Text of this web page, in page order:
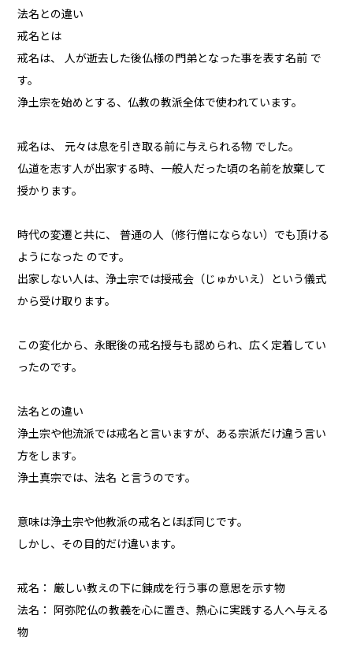
法名との違い
戒名とは
戒名は、 人が逝去した後仏様の門弟となった事を表す名前 で
す。
浄土宗を始めとする、仏教の教派全体で使われています。
戒名は、 元々は息を引き取る前に与えられる物 でした。
仏道を志す人が出家する時、一般人だった頃の名前を放棄して
授かります。
時代の変遷と共に、 普通の人（修行僧にならない）でも頂ける
ようになった のです。
出家しない人は、浄土宗では授戒会（じゅかいえ）という儀式
から受け取ります。
この変化から、永眠後の戒名授与も認められ、広く定着してい
ったのです。
法名との違い
浄土宗や他流派では戒名と言いますが、ある宗派だけ違う言い
方をします。
浄土真宗では、法名 と言うのです。
意味は浄土宗や他教派の戒名とほぼ同じです。
しかし、その目的だけ違います。
戒名： 厳しい教えの下に錬成を行う事の意思を示す物
法名： 阿弥陀仏の教義を心に置き、熱心に実践する人へ与える
物